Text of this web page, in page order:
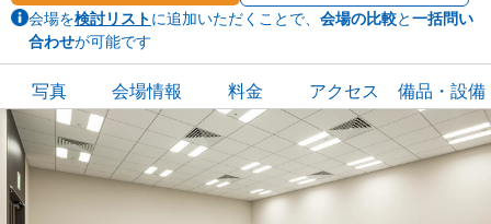
会場を検討リストに追加いただくことで、 会場の比較と一括問い
合わせが可能です
写真 会場情報 料金 アクセス 備品・設備